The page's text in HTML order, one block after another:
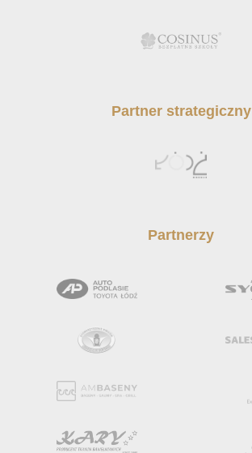
Partner strategiczny
Partnerzy